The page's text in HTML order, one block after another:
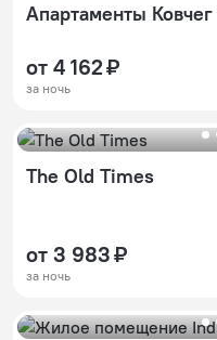
Апартаменты
от 4 162 ₽
за ночь
The Old Times
от 3 983 ₽
за ночь